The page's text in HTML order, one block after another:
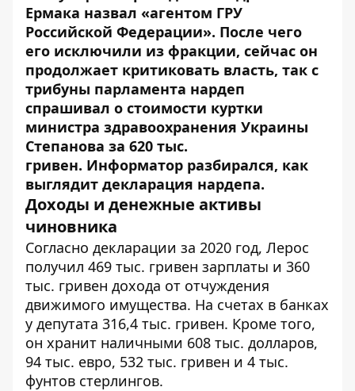
Ермака назвал «агентом ГРУ
Российской Федерации». После чего
его исключили из фракции, сейчас он
продолжает критиковать власть, так с
трибуны парламента нардеп
спрашивал о стоимости куртки
министра здравоохранения Украины
Степанова за 620 тыс.
гривен. Информатор разбирался, как
выглядит декларация нардепа.
Доходы и денежные активы
чиновника
Согласно декларации за 2020 год, Лерос
получил 469 тыс. гривен зарплаты и 360
тыс. гривен дохода от отчуждения
движимого имущества. На счетах в банках
у депутата 316,4 тыс. гривен. Кроме того,
он хранит наличными 608 тыс. долларов,
94 тыс. евро, 532 тыс. гривен и 4 тыс.
фунтов стерлингов.